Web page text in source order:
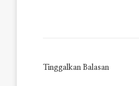
Tinggalkan Balasan